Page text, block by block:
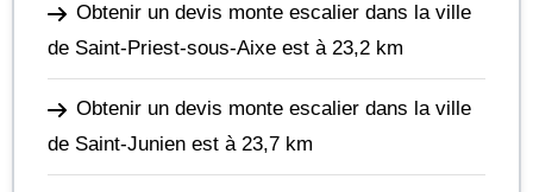
Obtenir un devis monte escalier dans la ville
de Saint-Priest-sous-Aixe est à 23,2 km
Obtenir un devis monte escalier dans la ville
de Saint-Junien est à 23,7 km